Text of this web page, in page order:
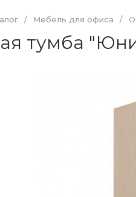
/ Мебель для офиса /
тумба